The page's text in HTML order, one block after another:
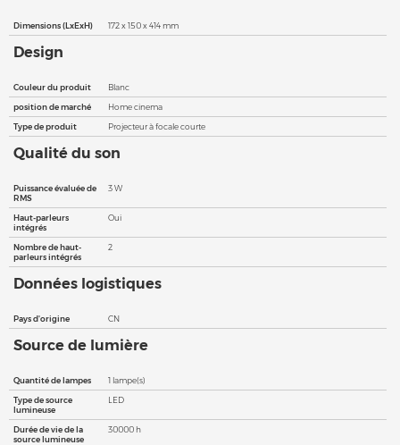
Dimensions (LxExH) 172 x 150 x 414 mm
Design
Couleur du produit
Blanc
position de marché
Home cinema
Type de produit
Projecteur à focale courte
Qualité du son
Puissance évaluée de
RMS
3 W
Haut-parleurs
intégrés
Oui
Nombre de haut-
parleurs intégrés
2
Données logistiques
Pays d'origine CN
Source de lumière
Quantité de lampes
1 lampe(s)
Type de source
lumineuse
LED
Durée de vie de la
source lumineuse
30000 h